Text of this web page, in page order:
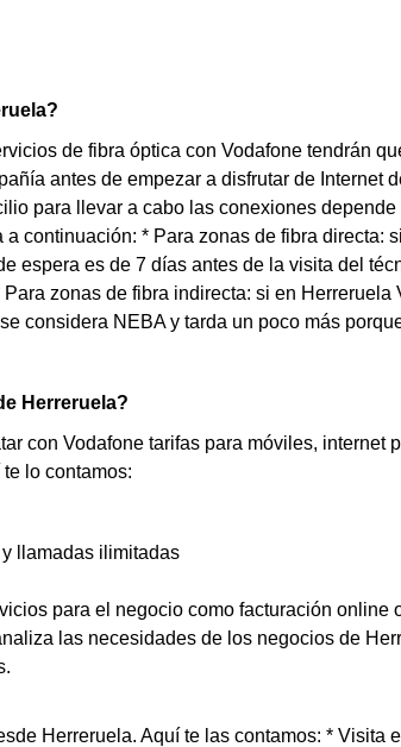
de fibra óptica con Vodafone tendrán
antes de empezar a disfrutar de Internet
para llevar a cabo las conexiones
continuación: * Para zonas de fibra directa:
espera es de 7 días antes de la visita del
zonas de fibra indirecta: si en Herreruela
considera NEBA y tarda un poco más
Herreruela?
con Vodafone tarifas para móviles, internet
lo contamos:
llamadas ilimitadas
para el negocio como facturación online
las necesidades de los negocios de
Herreruela. Aquí te las contamos: * Visita